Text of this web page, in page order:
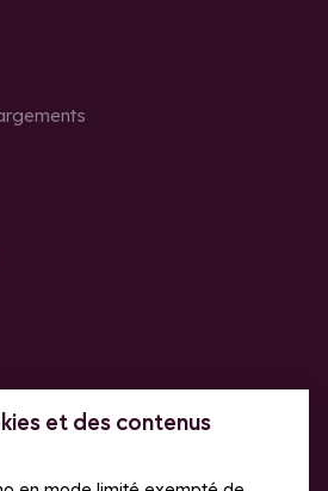
et des contenus